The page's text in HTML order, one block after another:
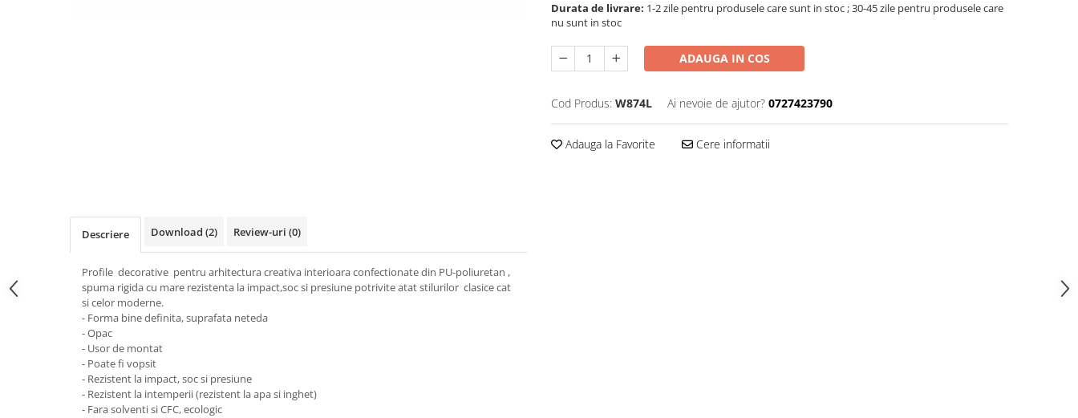
Durata de livrare: 1-2 zile pentru produsele care sunt in stoc ; 30-45 zile pentru produsele care
nu sunt in stoc
ADAUGA IN COS
Cod Produs: W874L Ai nevoie de ajutor? 0727423790
Adauga la Favorite Cere informatii
Descriere Download (2) Review-uri (0)
Profile decorative pentru arhitectura creativa interioara confectionate din PU-poliuretan ,
spuma rigida cu mare rezistenta la impact,soc si presiune potrivite atat stilurilor clasice cat
si celor moderne.
- Forma bine definita, suprafata neteda
- Opac
- Usor de montat
- Poate fi vopsit
- Rezistent la impact, soc si presiune
- Rezistent la intemperii (rezistent la apa si inghet)
- Fara solventi si CFC, ecologic